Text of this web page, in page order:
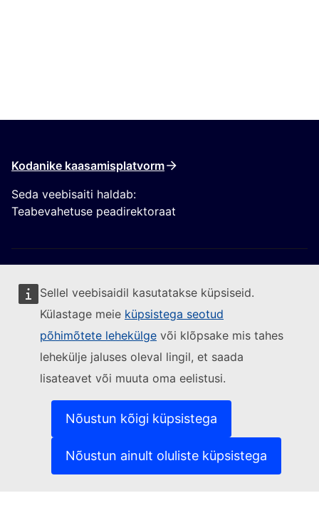
Sellel veebisaidil kasutatakse küpsiseid.
Külastage meie küpsistega seotud
põhimõtete lehekülge või klõpsake mis tahes
lehekülje jaluses oleval lingil, et saada
lisateavet või muuta oma eelistusi.
Nõustun kõigi küpsistega
Nõustun ainult oluliste küpsistega
Kodanike kaasamisplatvorm
Seda veebisaiti haldab:
Teabevahetuse peadirektoraat
Jälgige Euroopa Komisjoni
Võtke meiega ühendust(Välislink)
Teatage turvanõrkusest(Välislink)
Keeled meie veebisaitidel(Välislink)
(Välislink)
Isikuandmete kaitse
Õigusteave (Välislink)